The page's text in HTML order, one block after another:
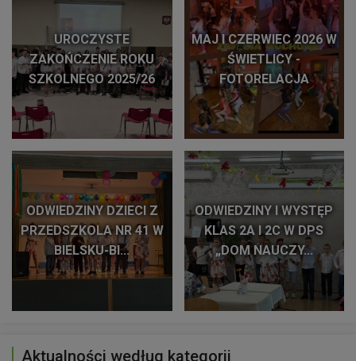
UROCZYSTE
ZAKOŃCZENIE ROKU
SZKOLNEGO 2025/26
MAJ I CZERWIEC 2026 W
ŚWIETLICY -
FOTORELACJA
ODWIEDZINY DZIECI Z
PRZEDSZKOLA NR 41 W
BIELSKU-BI...
ODWIEDZINY I WYSTĘP
KLAS 2A I 2C W DPS
„DOM NAUCZY...
Aktualności według kategorii